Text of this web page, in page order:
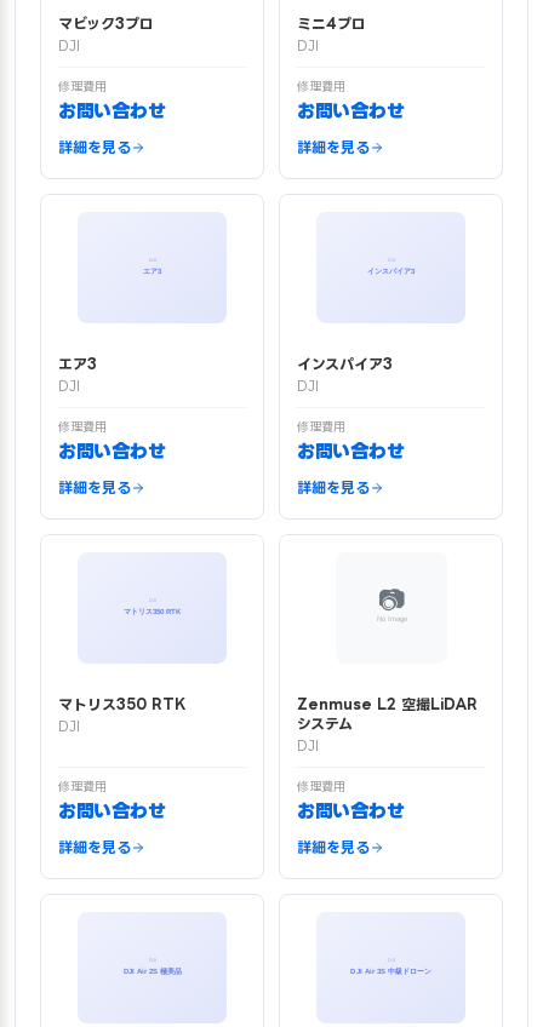
マビック3プロ
DJI
修理費用
お問い合わせ
詳細を見る
ミニ4プロ
DJI
修理費用
お問い合わせ
詳細を見る
エア3
DJI
修理費用
お問い合わせ
詳細を見る
インスパイア3
DJI
修理費用
お問い合わせ
詳細を見る
マトリス350 RTK
DJI
修理費用
お問い合わせ
詳細を見る
Zenmuse L2 空撮LiDAR
システム
DJI
修理費用
お問い合わせ
詳細を見る